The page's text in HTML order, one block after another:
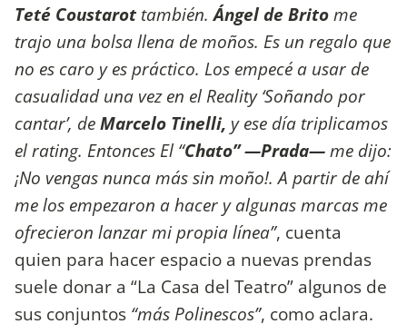
Teté Coustarot también.Ángel de Britome
trajo una bolsa llena de moños. Es un regalo que
no es caro y es práctico. Los empecé a usar de
casualidad una vez en el Reality ‘Soñando por
cantar’, deMarcelo Tinelli, y ese día triplicamos
el rating. Entonces El “Chato” —Prada—me dijo:
¡No vengas nunca más sin moño!. A partir de ahí
me los empezaron a hacer y algunas marcas me
ofrecieron lanzar mi propia línea”, cuenta
quien para hacer espacio a nuevas prendas
suele donar a “La Casa del Teatro” algunos de
sus conjuntos “más Polinescos”, como aclara.